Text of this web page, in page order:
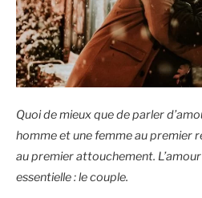
Quoi de mieux que de parler
homme et une femme au premier
au premier attouchement.
essentielle : le couple.